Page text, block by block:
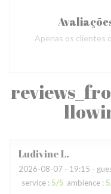
LudivineL
2026-08-07 - 19:15 -
service : 5/5 ambience : 5
Apenas os clientes